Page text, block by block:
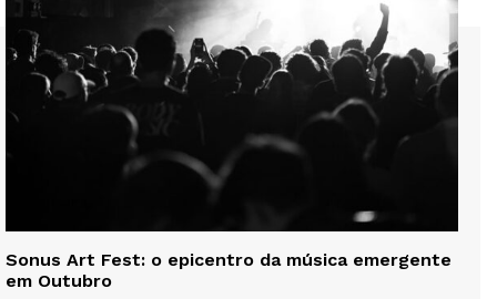
Sonus Art Fest: o epicentro da música emergente
em Outubro